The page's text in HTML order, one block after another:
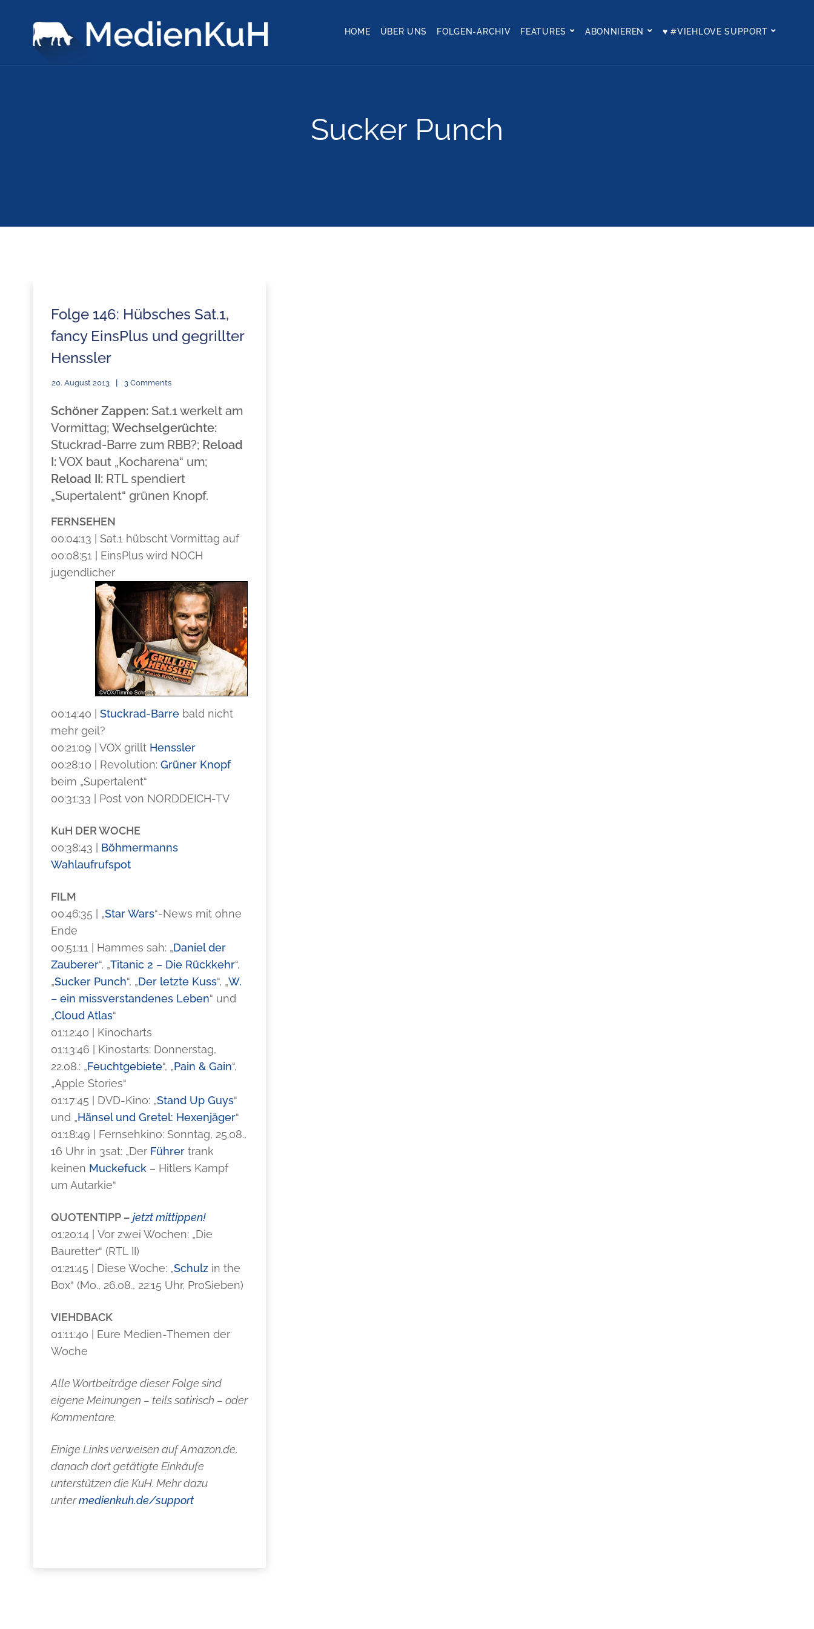
HOME ÜBER UNS FOLGEN-ARCHIV FEATURES ABONNIEREN ♥ #VIEHLOVE SUPPORT
Sucker Punch
Folge 146: Hübsches Sat.1,
fancy EinsPlus und gegrillter
Henssler
20. August 2013 3 Comments
Schöner Zappen: Sat.1 werkelt am
Vormittag; Wechselgerüchte:
Stuckrad-Barre zum RBB?; Reload
I: VOX baut „Kocharena“ um;
Reload II: RTL spendiert
„Supertalent“ grünen Knopf.
FERNSEHEN
00:04:13 | Sat.1 hübscht Vormittag auf
00:08:51 | EinsPlus wird NOCH
jugendlicher
00:14:40 | Stuckrad-Barrebald nicht
mehr geil?
00:21:09 | VOX grillt Henssler
00:28:10 | Revolution: Grüner Knopf
beim „Supertalent“
00:31:33 | Post von NORDDEICH-TV
KuH DER WOCHE
00:38:43 | Böhmermanns
Wahlaufrufspot
FILM
00:46:35 | „Star Wars“-News mit ohne
Ende
00:51:11 | Hammes sah: „Daniel der
Zauberer“, „Titanic 2 – Die Rückkehr“,
„Sucker Punch“, „Der letzte Kuss“, „W.
– ein missverstandenes Leben“ und
„Cloud Atlas“
01:12:40 | Kinocharts
01:13:46 | Kinostarts: Donnerstag,
22.08.: „Feuchtgebiete“, „Pain & Gain“,
„Apple Stories“
01:17:45 | DVD-Kino: „Stand Up Guys“
und „Hänsel und Gretel: Hexenjäger“
01:18:49 | Fernsehkino: Sonntag, 25.08.,
16 Uhr in 3sat: „Der Führertrank
keinen Muckefuck– Hitlers Kampf
um Autarkie“
QUOTENTIPP – jetzt mittippen!
01:20:14 | Vor zwei Wochen: „Die
Bauretter“ (RTL II)
01:21:45 | Diese Woche: „Schulzin the
Box“ (Mo., 26.08., 22:15 Uhr, ProSieben)
VIEHDBACK
01:11:40 | Eure Medien-Themen der
Woche
Alle Wortbeiträge dieser Folge sind
eigene Meinungen – teils satirisch – oder
Kommentare.
Einige Links verweisen auf Amazon.de,
danach dort getätigte Einkäufe
unterstützen die KuH. Mehr dazu
untermedienkuh.de/support